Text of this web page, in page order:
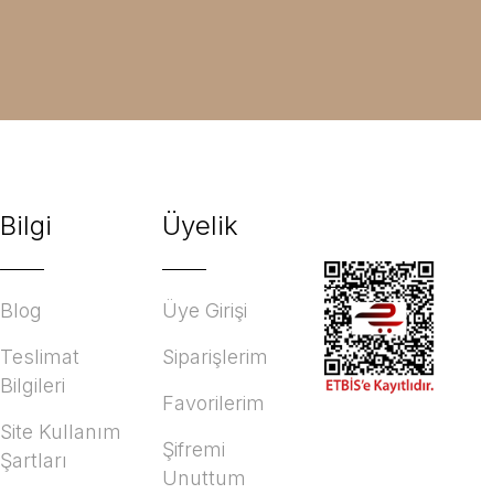
Bilgi
Blog
Teslimat
Bilgileri
Site Kullanım
Şartları
Üyelik
Üye Girişi
Siparişlerim
Favorilerim
Şifremi
Unuttum